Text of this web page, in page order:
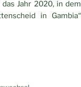
Jahr 2020, in dem
in Gambia“